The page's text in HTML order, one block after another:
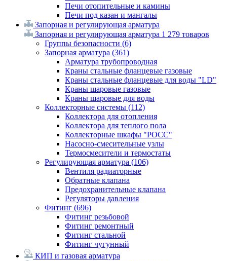
Печи отопительные и камины
Печи под казан и мангалы
Запорная и регулирующая арматура
Запорная и регулирующая арматура 1 279 товаров
Группы безопасности (6)
Запорная арматура (361)
Арматура трубопроводная
Краны стальные фланцевые газовые
Краны стальные фланцевые для воды "LD"
Краны шаровые газовые
Краны шаровые для воды
Коллекторные системы (112)
Коллектора для отопления
Коллектора для теплого пола
Коллекторные шкафы "РОСС"
Насосно-смесительные узлы
Термосмесители и термостаты
Регулирующая арматура (106)
Вентиля радиаторные
Обратные клапана
Предохранительные клапана
Регуляторы давления
Фитинг (696)
Фитинг резьбовой
Фитинг ремонтный
Фитинг стальной
Фитинг чугунный
КИП и газовая арматура